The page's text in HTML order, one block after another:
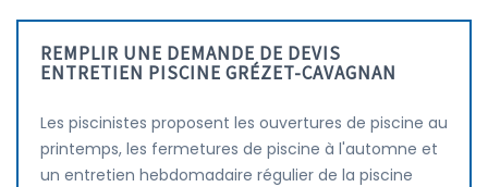
REMPLIR UNE DEMANDE DE DEVIS
ENTRETIEN PISCINE GRÉZET-CAVAGNAN
Les piscinistes proposent les ouvertures de piscine au
printemps, les fermetures de piscine à l'automne et
un entretien hebdomadaire régulier de la piscine